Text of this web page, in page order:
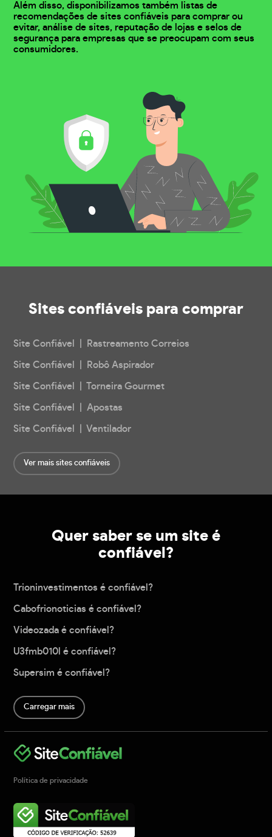
Além disso, disponibilizamos também listas de
recomendações de sites confiáveis para comprar ou
evitar, análise de sites, reputação de lojas e selos de
segurança para empresas que se preocupam com seus
consumidores.
Sites confiáveis para comprar
Site Confiável | Rastreamento Correios
Site Confiável | Robô Aspirador
Site Confiável | Torneira Gourmet
Site Confiável | Apostas
Site Confiável | Ventilador
Ver mais sites confiáveis
Quer saber se um site é
confiável?
Trioninvestimentos é confiável?
Cabofrionoticias é confiável?
Videozada é confiável?
U3fmb010l é confiável?
Supersim é confiável?
Carregar mais
Política de privacidade